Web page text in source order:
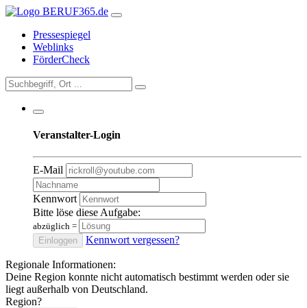
Pressespiegel
Weblinks
FörderCheck
Veranstalter-Login
E-Mail
Kennwort
Bitte löse diese Aufgabe:
abzüglich =
Einloggen
Kennwort vergessen?
Regionale Informationen:
Deine Region konnte nicht automatisch bestimmt werden oder sie
liegt außerhalb von Deutschland.
Region?